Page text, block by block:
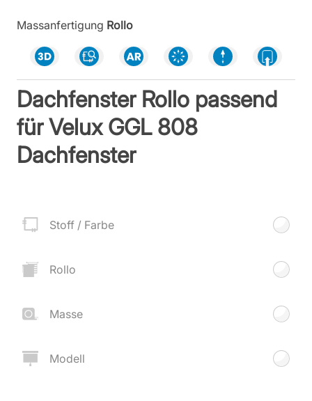
Massanfertigung Rollo
Dachfenster Rollo passend
für Velux GGL 808
Dachfenster
Stoff / Farbe
Rollo
Masse
Modell